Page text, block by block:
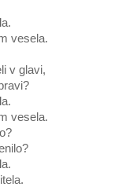
vesela.
v glavi,
vesela.